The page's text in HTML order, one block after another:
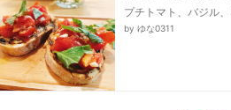
プチトマト、バジル
オリーブオイル、塩
by ゆな0311